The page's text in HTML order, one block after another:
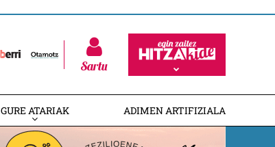
Sartu
GURE ATARIAK ADIMEN ARTIFIZIALA